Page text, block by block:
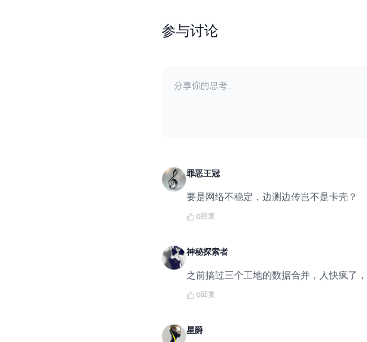
参与讨论
罪恶王冠
要是网络不稳定，边测边传岂不是卡壳？
0回复
神秘探索者
之前搞过三个工地的数据合并，人快疯了
0回复
星爵